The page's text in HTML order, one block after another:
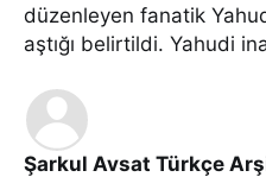
düzenleyen fanatik
aştığı belirtildi. Yahudi
Şarkul Avsat Türkçe